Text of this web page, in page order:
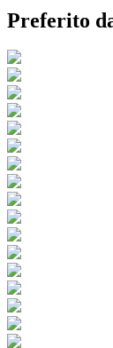
Preferito